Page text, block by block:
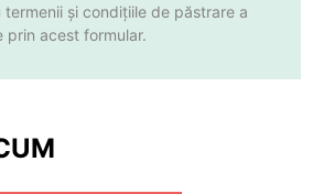
și condițiile de păstrare a
prin acest formular.